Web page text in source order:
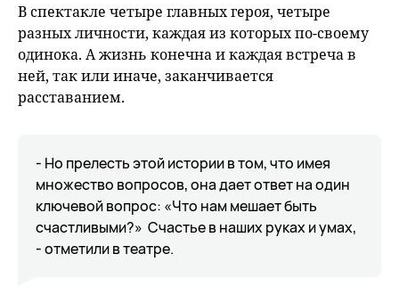
В спектакле четыре главных героя, четыре
разных личности, каждая из которых по-своему
одинока. А жизнь конечна и каждая встреча в
ней, так или иначе, заканчивается
расставанием.
- Но прелесть этой истории в том, что имея
множество вопросов, она дает ответ на один
ключевой вопрос: «Что нам мешает быть
счастливыми?» Счастье в наших руках и умах,
- отметили в театре.